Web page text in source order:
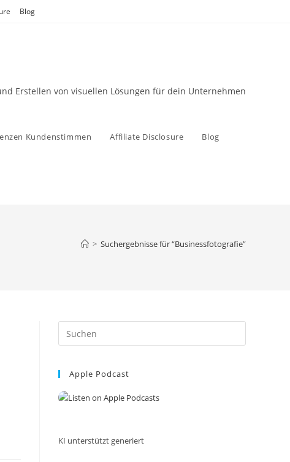
Blog
Erstellen von visuellen Lösungen für dein Unternehmen
Kundenstimmen Affiliate Disclosure Blog
> Suchergebnisse für“Businessfotografie”
Escape
Apple Podcast
KI unterstützt generiert